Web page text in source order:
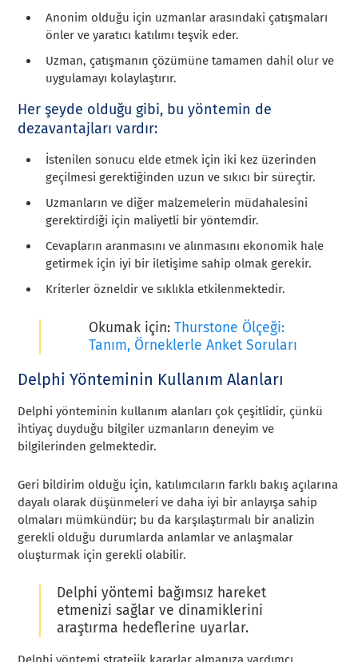
Anonim olduğu için uzmanlar arasındaki çatışmaları
önler ve yaratıcı katılımı teşvik eder.
Uzman, çatışmanın çözümüne tamamen dahil olur ve
uygulamayı kolaylaştırır.
Her şeyde olduğu gibi, bu yöntemin de
dezavantajları vardır:
İstenilen sonucu elde etmek için iki kez üzerinden
geçilmesi gerektiğinden uzun ve sıkıcı bir süreçtir.
Uzmanların ve diğer malzemelerin müdahalesini
gerektirdiği için maliyetli bir yöntemdir.
Cevapların aranmasını ve alınmasını ekonomik hale
getirmek için iyi bir iletişime sahip olmak gerekir.
Kriterler özneldir ve sıklıkla etkilenmektedir.
Okumak için: Thurstone Ölçeği:
Tanım, Örneklerle Anket Soruları
Delphi Yönteminin Kullanım Alanları
Delphi yönteminin kullanım alanları çok çeşitlidir, çünkü
ihtiyaç duyduğu bilgiler uzmanların deneyim ve
bilgilerinden gelmektedir.
Geri bildirim olduğu için, katılımcıların farklı bakış açılarına
dayalı olarak düşünmeleri ve daha iyi bir anlayışa sahip
olmaları mümkündür; bu da karşılaştırmalı bir analizin
gerekli olduğu durumlarda anlamlar ve anlaşmalar
oluşturmak için gerekli olabilir.
Delphi yöntemi bağımsız hareket
etmenizi sağlar ve dinamiklerini
araştırma hedeflerine uyarlar.